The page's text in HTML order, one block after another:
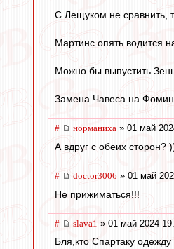
С Лещуком не сравнить,
Мартинс опять водится
Можно бы выпустить
Замена Чавеса на
# норманиха » 01 май
А вдруг с обеих сторон?
# doctor3006 » 01 май
Не прижиматься!!!
# slava1 » 01 май 2024
Бля,кто Спартаку одежду